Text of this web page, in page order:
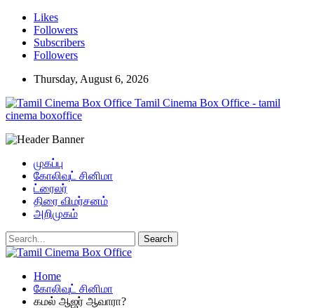
Likes
Followers
Subscribers
Followers
Thursday, August 6, 2026
Tamil Cinema Box Office - tamil
cinema boxoffice
முகப்பு
கோலிவுட் சினிமா
ட்ரைலர்
திரை விமர்சனம்
அறிமுகம்
Home
கோலிவுட் சினிமா
கமல் ஆஜர் ஆவாரா?